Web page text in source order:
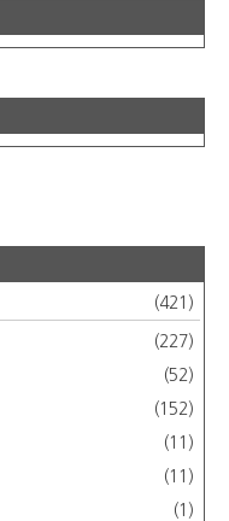
(421)
(227)
(52)
(152)
(11)
(11)
(1)